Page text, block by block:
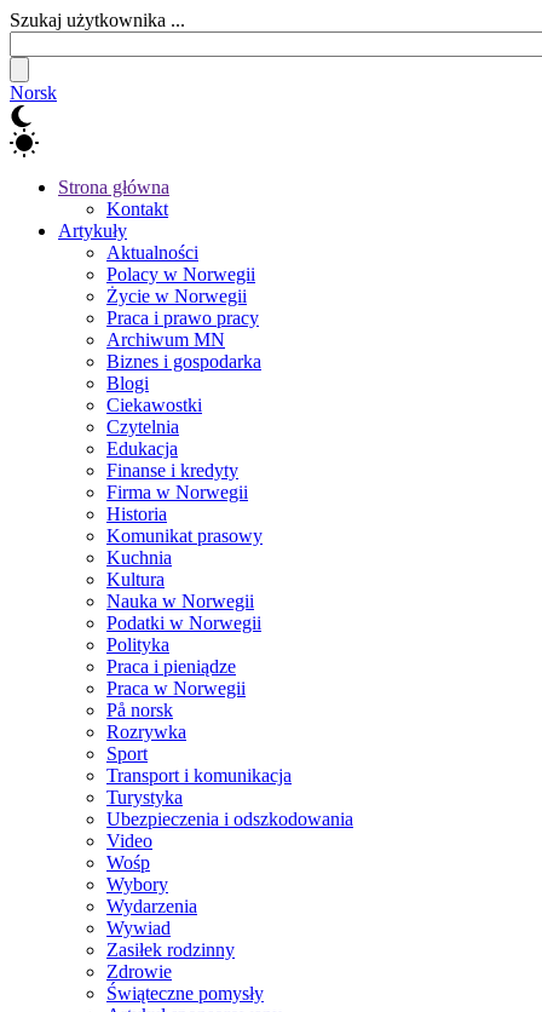
Szukaj użytkownika ...
Norsk
Strona główna
Kontakt
Artykuły
Aktualności
Polacy w Norwegii
Życie w Norwegii
Praca i prawo pracy
Archiwum MN
Biznes i gospodarka
Blogi
Ciekawostki
Czytelnia
Edukacja
Finanse i kredyty
Firma w Norwegii
Historia
Komunikat prasowy
Kuchnia
Kultura
Nauka w Norwegii
Podatki w Norwegii
Polityka
Praca i pieniądze
Praca w Norwegii
På norsk
Rozrywka
Sport
Transport i komunikacja
Turystyka
Ubezpieczenia i odszkodowania
Video
Wośp
Wybory
Wydarzenia
Wywiad
Zasiłek rodzinny
Zdrowie
Świąteczne pomysły